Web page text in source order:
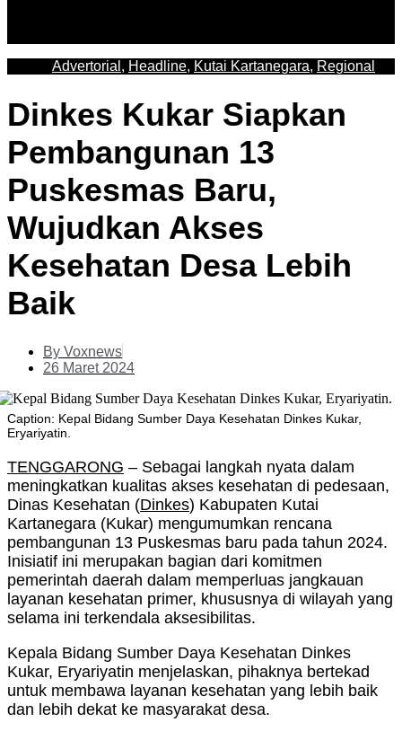
Advertorial , Headline, Kutai Kartanegara, Regional
Dinkes Kukar Siapkan
Pembangunan 13
Puskesmas Baru,
Wujudkan Akses
Kesehatan Desa Lebih
Baik
By Voxnews
26 Maret 2024
Caption: Kepal Bidang Sumber Daya Kesehatan Dinkes Kukar,
Eryariyatin.
TENGGARONG – Sebagai langkah nyata dalam
meningkatkan kualitas akses kesehatan di pedesaan,
Dinas Kesehatan (Dinkes) Kabupaten Kutai
Kartanegara (Kukar) mengumumkan rencana
pembangunan 13 Puskesmas baru pada tahun 2024.
Inisiatif ini merupakan bagian dari komitmen
pemerintah daerah dalam memperluas jangkauan
layanan kesehatan primer, khususnya di wilayah yang
selama ini terkendala aksesibilitas.
Kepala Bidang Sumber Daya Kesehatan Dinkes
Kukar, Eryariyatin menjelaskan, pihaknya bertekad
untuk membawa layanan kesehatan yang lebih baik
dan lebih dekat ke masyarakat desa.